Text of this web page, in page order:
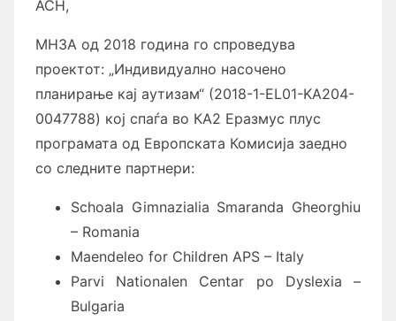
АСН,
МНЗА од 2018 година го спроведува
проектот: „Индивидуално насочено
планирање кај аутизам“ (2018-1-EL01-KA204-
0047788) кој спаѓа во КА2 Еразмус плус
програмата од Европската Комисија заедно
со следните партнери:
Schoala Gimnazialia Smaranda Gheorghiu
– Romania
Maendeleo for Children APS – Italy
Parvi Nationalen Centar po Dyslexia –
Bulgaria